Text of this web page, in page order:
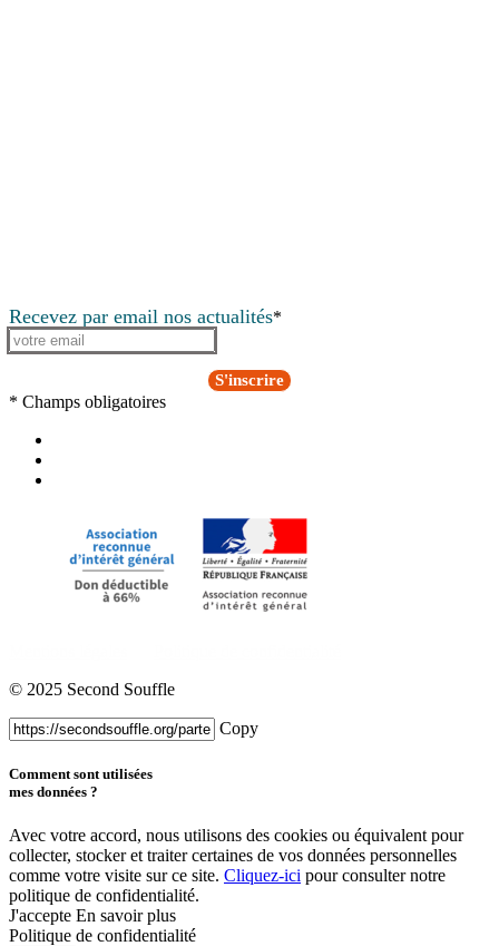
Recevez par email nos actualités*
S'inscrire
* Champs obligatoires
© 2025 Second Souffle
Copy
Comment sont utilisées
mes données ?
Avec votre accord, nous utilisons des cookies ou équivalent pour
collecter, stocker et traiter certaines de vos données personnelles
comme votre visite sur ce site. Cliquez-ici pour consulter notre
politique de confidentialité.
J'accepte En savoir plus
Politique de confidentialité